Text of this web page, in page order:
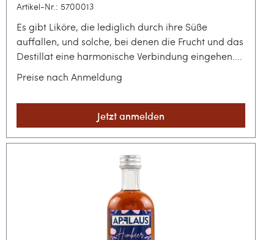
Artikel-Nr.: 5700013
Es gibt Liköre, die lediglich durch ihre Süße
auffallen, und solche, bei denen die Frucht und das
Destillat eine harmonische Verbindung eingehen.
Der Applaus Himbeer Gin Likör gehört zweifellos
zur zweiten Kategorie und präsentiert sich als eine
klassischer Fruchtnoten, die den Charakter des
Gins bewahrt.Die schwäbische Destillierkunst
hinter der BeereIm baden-württembergischen
Oberboihingen entsteht unter der Federführung
von Dr. Armin Höfer dieser besondere Tropfen, der
die Brücke zwischen klassischem Gin und
fruchtiger Likörkultur schlägt. Als Basis dient der
charakterstarke Gin des Hauses, der hier in einer
limitierten Sonderedition mit der intensiven
Preise nach Anmeldung
Jetzt anmelden